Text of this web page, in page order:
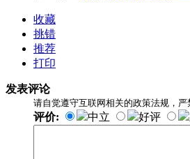
收藏
挑错
推荐
打印
发表评论
请自觉遵守互联网相关的政策法规，
评价: 中立 好评